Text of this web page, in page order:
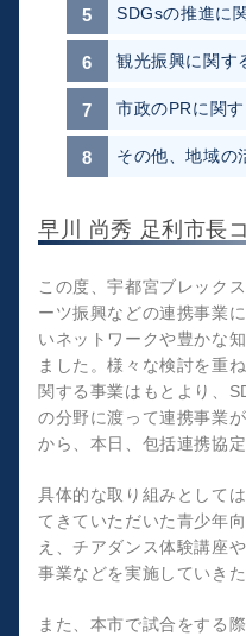
SDGsの推進に
観光振興に関す
市政のPRに関す
その他、地域の
早川 尚秀 足利市長
この度、宇都宮ブレック
ーツ振興などの連携事業
いネットワークや豊かな
ました。様々な検討を重
関する事業はもとより、
の分野に渡って連携事業
から、本日、包括連携協
具体的な取り組みとして
てきていただいた青少年
え、チアダンス体験講座
事業などを実施していき
また、本市で試合をする